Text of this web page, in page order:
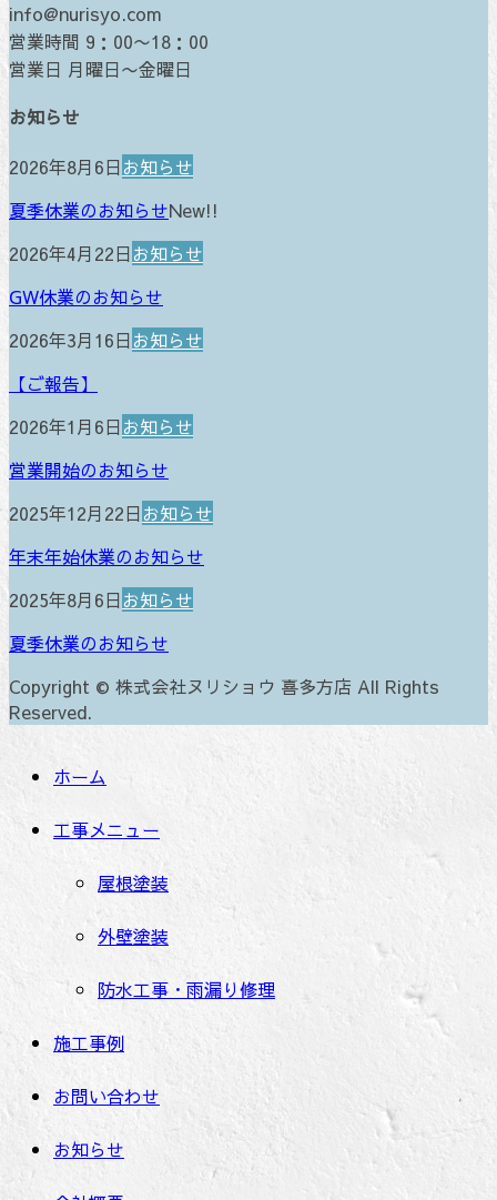
info@nurisyo.com
営業時間 9：00〜18：00
営業日 月曜日〜金曜日
お知らせ
2026年8月6日お知らせ
夏季休業のお知らせNew!!
2026年4月22日お知らせ
GW休業のお知らせ
2026年3月16日お知らせ
【ご報告】
2026年1月6日お知らせ
営業開始のお知らせ
2025年12月22日お知らせ
年末年始休業のお知らせ
2025年8月6日お知らせ
夏季休業のお知らせ
Copyright © 株式会社ヌリショウ 喜多方店 All Rights
Reserved.
ホーム
工事メニュー
屋根塗装
外壁塗装
防水工事・雨漏り修理
施工事例
お問い合わせ
お知らせ